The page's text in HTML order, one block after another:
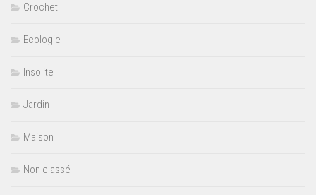
Crochet
Ecologie
Insolite
Jardin
Maison
Non classé